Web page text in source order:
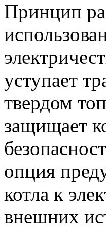
Принцип
уступает
твердом
защищает
опция
котла к
внешних